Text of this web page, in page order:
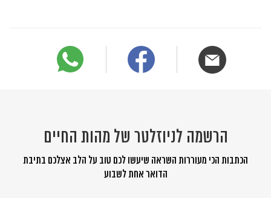
הרשמה לניוזלטר של מהות החיים
הכתבות הכי מעוררות השראה שיעשו לכם טוב על הלב אצלכם בתיבת
הדואר אחת לשבוע